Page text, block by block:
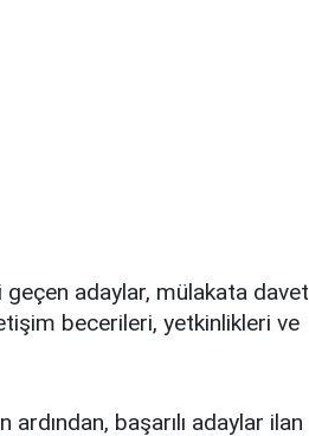
adaylar, mülakata davet
becerileri, yetkinlikleri ve
ardından, başarılı adaylar ilan